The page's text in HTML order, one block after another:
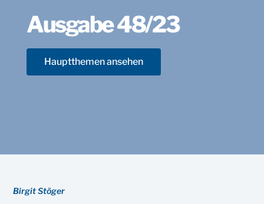
Ausgabe 48/23
Hauptthemen ansehen
Birgit Stöger